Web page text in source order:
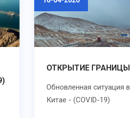
ОТКРЫТИЕ ГРАНИЦЫ
Обновленная ситуация в
Китае - (COVID-19)